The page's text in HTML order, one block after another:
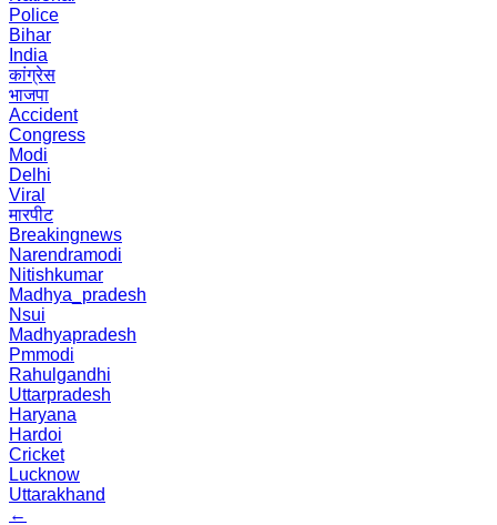
Police
Bihar
India
कांग्रेस
भाजपा
Accident
Congress
Modi
Delhi
Viral
मारपीट
Breakingnews
Narendramodi
Nitishkumar
Madhya_pradesh
Nsui
Madhyapradesh
Pmmodi
Rahulgandhi
Uttarpradesh
Haryana
Hardoi
Cricket
Lucknow
Uttarakhand
←